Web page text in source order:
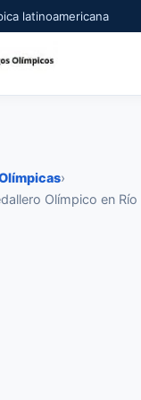
latinoamericana
›
Olímpico en Río